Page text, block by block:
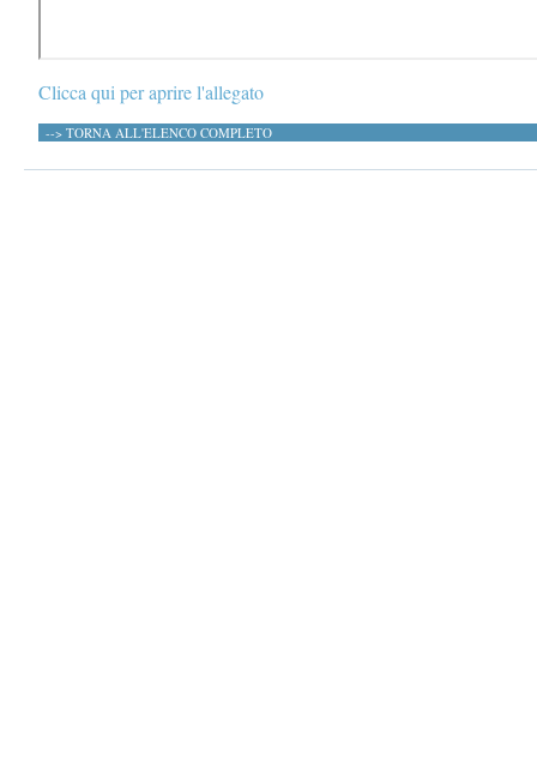
Clicca qui per aprire l'allegato
--> TORNA ALL'ELENCO COMPLETO